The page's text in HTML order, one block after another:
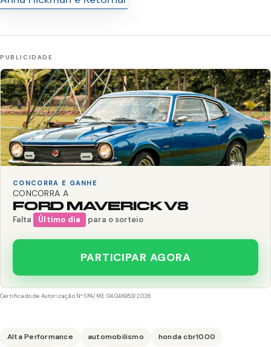
CONCORRA E GANHE
CONCORRA A
FORD MAVERICK V8
Falta Último dia para o sorteio
PARTICIPAR AGORA
Certificado de Autorização Nº SPA/ME 04.048953/2026
Alta Performance automobilismo
honda cbr1000